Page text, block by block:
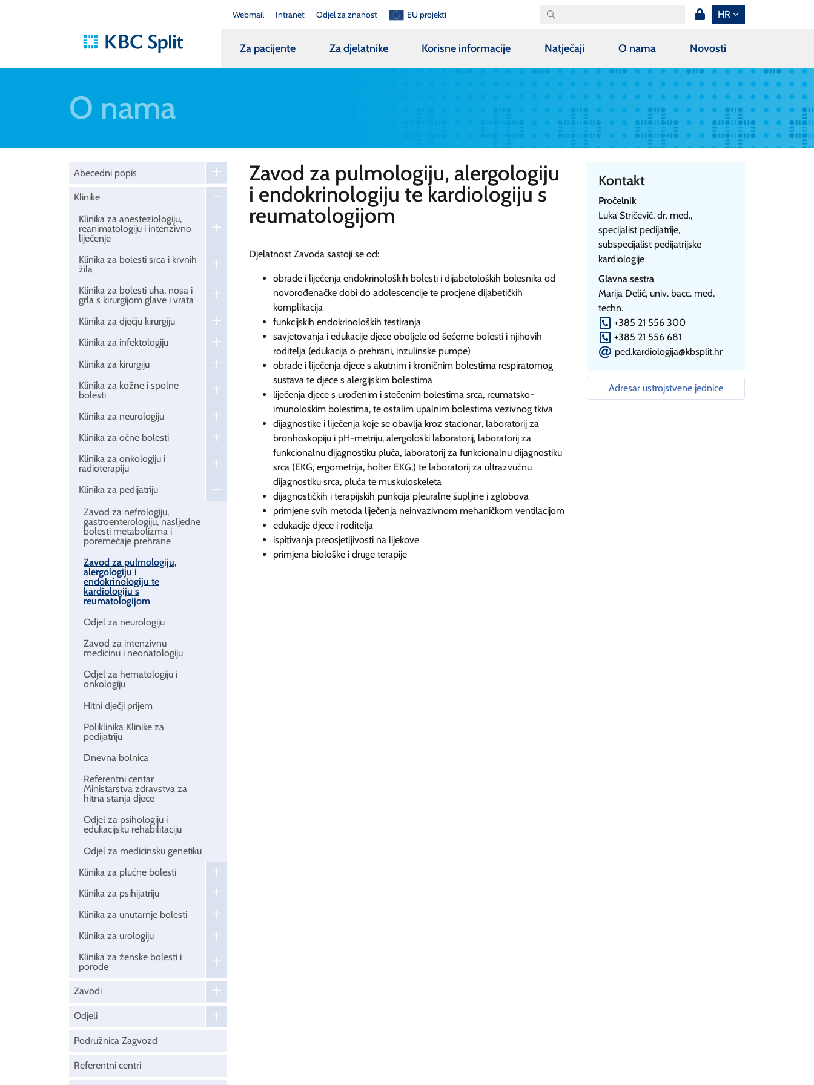
Webmail Intranet Odjel za znanost EU projekti HR
Za pacijente Za djelatnike Korisne informacije Natječaji O nama Novosti
O nama
Abecedni popis
Klinike
Klinika za anesteziologiju,
reanimatologiju i intenzivno
liječenje
Klinika za bolesti srca i krvnih
žila
Klinika za bolesti uha, nosa i
grla s kirurgijom glave i vrata
Klinika za dječju kirurgiju
Klinika za infektologiju
Klinika za kirurgiju
Klinika za kožne i spolne
bolesti
Klinika za neurologiju
Klinika za očne bolesti
Klinika za onkologiju i
radioterapiju
Klinika za pedijatriju
Zavod za nefrologiju,
gastroenterologiju, nasljedne
bolesti metabolizma i
poremećaje prehrane
Zavod za pulmologiju,
alergologiju i
endokrinologiju te
kardiologiju s
reumatologijom
Odjel za neurologiju
Zavod za intenzivnu
medicinu i neonatologiju
Odjel za hematologiju i
onkologiju
Hitni dječji prijem
Poliklinika Klinike za
pedijatriju
Dnevna bolnica
Referentni centar
Ministarstva zdravstva za
hitna stanja djece
Odjel za psihologiju i
edukacijsku rehabilitaciju
Odjel za medicinsku genetiku
Klinika za plućne bolesti
Klinika za psihijatriju
Klinika za unutarnje bolesti
Klinika za urologiju
Klinika za ženske bolesti i
porode
Zavodi
Odjeli
Podružnica Zagvozd
Referentni centri
Zavod za pulmologiju, alergologiju
i endokrinologiju te kardiologiju s
reumatologijom
Djelatnost Zavoda sastoji se od:
obrade i liječenja endokrinoloških bolesti i dijabetoloških bolesnika od
novorođenačke dobi do adolescencije te procjene dijabetičkih
komplikacija
funkcijskih endokrinoloških testiranja
savjetovanja i edukacije djece oboljele od šećerne bolesti i njihovih
roditelja (edukacija o prehrani, inzulinske pumpe)
obrade i liječenja djece s akutnim i kroničnim bolestima respiratornog
sustava te djece s alergijskim bolestima
liječenja djece s urođenim i stečenim bolestima srca, reumatsko-
imunološkim bolestima, te ostalim upalnim bolestima vezivnog tkiva
dijagnostike i liječenja koje se obavlja kroz stacionar, laboratorij za
bronhoskopiju i pH-metriju, alergološki laboratorij, laboratorij za
funkcionalnu dijagnostiku pluća, laboratorij za funkcionalnu dijagnostiku
srca (EKG, ergometrija, holter EKG,) te laboratorij za ultrazvučnu
dijagnostiku srca, pluća te muskuloskeleta
dijagnostičkih i terapijskih punkcija pleuralne šupljine i zglobova
primjene svih metoda liječenja neinvazivnom mehaničkom ventilacijom
edukacije djece i roditelja
ispitivanja preosjetljivosti na lijekove
primjena biološke i druge terapije
Kontakt
Pročelnik
Luka Stričević, dr. med.,
specijalist pedijatrije,
subspecijalist pedijatrijske
kardiologije
Glavna sestra
Marija Delić, univ. bacc. med.
techn.
P +385 21 556 300
P +385 21 556 681
E ped.kardiologija@kbsplit.hr
Adresar ustrojstvene jednice